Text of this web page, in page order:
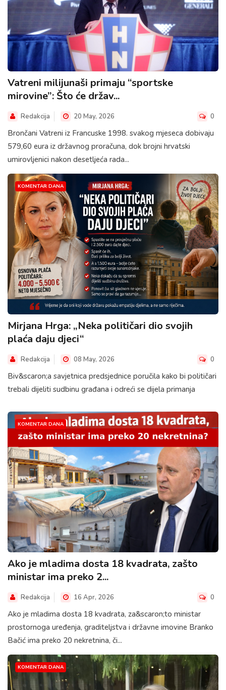
Vatreni milijunaši primaju “sportske
mirovine”: Što će držav...
Redakcija 20 May, 2026 0
Brončani Vatreni iz Francuske 1998. svakog mjeseca dobivaju
579,60 eura iz državnog proračuna, dok brojni hrvatski
umirovljenici nakon desetljeća rada...
KOMENTAR DANA
Mirjana Hrga: „Neka političari dio svojih
plaća daju djeci“
Redakcija 08 May, 2026 0
Biv&scaron;a savjetnica predsjednice poručila kako bi političari
trebali dijeliti sudbinu građana i odreći se dijela primanja
KOMENTAR DANA
Ako je mladima dosta 18 kvadrata, zašto
ministar ima preko 2...
Redakcija 16 Apr, 2026 0
Ako je mladima dosta 18 kvadrata, za&scaron;to ministar
prostornoga uređenja, graditeljstva i državne imovine Branko
Bačić ima preko 20 nekretnina, či...
KOMENTAR DANA